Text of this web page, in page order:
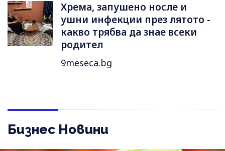
Хрема, запушено носле и
ушни инфекции през лятотo -
какво трябва да знае всеки
родител
9meseca.bg
Бизнес Новини